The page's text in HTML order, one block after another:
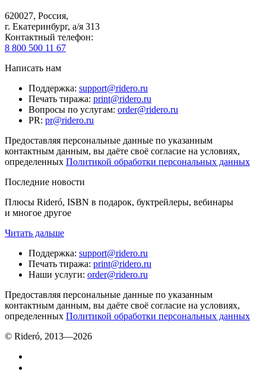
620027, Россия,
г. Екатеринбург, а/я 313
Контактный телефон:
8 800 500 11 67
Написать нам
Поддержка: support@ridero.ru
Печать тиража: print@ridero.ru
Вопросы по услугам: order@ridero.ru
PR: pr@ridero.ru
Предоставляя персональные данные по указанным
контактным данным, вы даёте своё согласие на условиях,
определенных Политикой обработки персональных данных
Последние новости
Плюсы Rideró, ISBN в подарок, буктрейлеры, вебинары
и многое другое
Читать дальше
Поддержка: support@ridero.ru
Печать тиража: print@ridero.ru
Наши услуги: order@ridero.ru
Предоставляя персональные данные по указанным
контактным данным, вы даёте своё согласие на условиях,
определенных Политикой обработки персональных данных
© Rideró, 2013—2026